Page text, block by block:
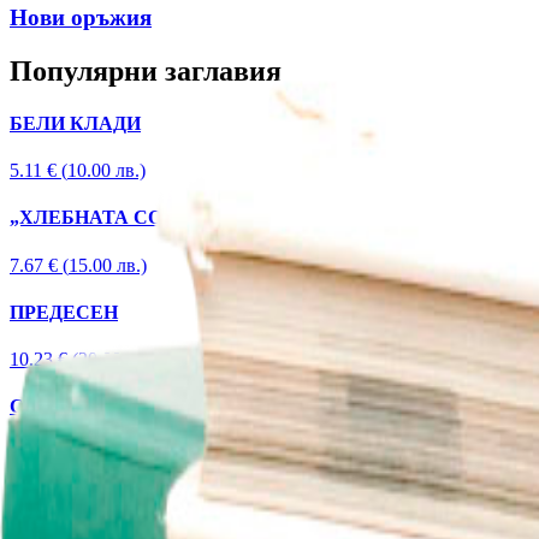
Нови оръжия
Популярни заглавия
БЕЛИ КЛАДИ
5.11 € (10.00 лв.)
„ХЛЕБНАТА СОДА: ПЕПЕЛ ОТ БОЖЕСТВЕНИЯ ОГЪН“
7.67 € (15.00 лв.)
ПРЕДЕСЕН
10.23€ (20.00
СВРЪХЧОВЕКЪТ ОТ ПОДЗЕМНАТА АКАДЕМИЯ НА
12.78 € (25.00лв.)